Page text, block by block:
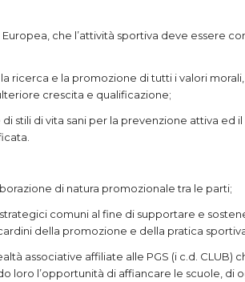
che l’attività sportiva deve essere
ricerca e la promozione di tutti i valori
crescita e qualificazione;
stili di vita sani per la prevenzione attiva ed
di natura promozionale tra le parti;
comuni al fine di supportare e
della promozione e della pratica
associative affiliate alle PGS (i c.d.
loro l’opportunità di affiancare le scuole, di